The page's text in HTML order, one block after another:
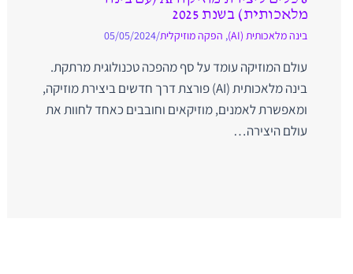
מלאכותית) בשנת 2025
בינה מלאכותית (AI) , הפקה מוזיקלית/
05/05/2024
עולם המוזיקה עומד על סף מהפכה טכנולוגית מרתקת.
בינה מלאכותית (AI) פורצת דרך חדשים ביצירת מוזיקה,
ומאפשרת לאמנים, מוזיקאים וחובבים כאחד לחוות את
עולם היצירה…